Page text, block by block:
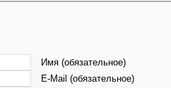
Имя (обязательное)
E-Mail (обязательное)